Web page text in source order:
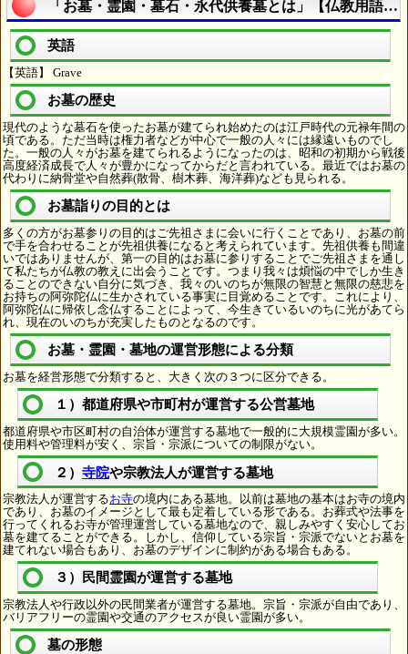
「お墓・霊園・墓石・永代供養墓とは」【仏教用語簡
英語
【英語】 Grave
お墓の歴史
現代のような墓石を使ったお墓が建てられ始めたのは江戸時代の元禄年間の
頃である。ただ当時は権力者などが中心で一般の人々には縁遠いものでし
た。一般の人々がお墓を建てられるようになったのは、昭和の初期から戦後
高度経済成長で人々が豊かになってからだと言われている。最近ではお墓の
代わりに納骨堂や自然葬(散骨、樹木葬、海洋葬)なども見られる。
お墓詣りの目的とは
多くの方がお墓参りの目的はご先祖さまに会いに行くことであり、お墓の前
で手を合わせることが先祖供養になると考えられています。先祖供養も間違
いではありませんが、第一の目的はお墓に参りすることでご先祖さまを通し
て私たちが仏教の教えに出会うことです。つまり我々は煩悩の中でしか生き
ることのできない自分に気づき、我々のいのちが無限の智慧と無限の慈悲を
お持ちの阿弥陀仏に生かされている事実に目覚めることです。これにより、
阿弥陀仏に帰依し念仏することによって、今生きているいのちに光があてら
れ、現在のいのちが充実したものとなるのです。
お墓・霊園・墓地の運営形態による分類
お墓を経営形態で分類すると、大きく次の３つに区分できる。
１）都道府県や市町村が運営する公営墓地
都道府県や市区町村の自治体が運営する墓地で一般的に大規模霊園が多い。
使用料や管理料が安く、宗旨・宗派についての制限がない。
２） 寺院や宗教法人が運営する墓地
宗教法人が運営するお寺の境内にある墓地。以前は墓地の基本はお寺の境内
であり、お墓のイメージとして最も定着している形である。お葬式や法事を
行ってくれるお寺が管理運営している墓地なので、親しみやすく安心してお
墓を建てることができる。しかし、信仰している宗旨・宗派でないとお墓を
建てれない場合もあり、お墓のデザインに制約がある場合もある。
３）民間霊園が運営する墓地
宗教法人や行政以外の民間業者が運営する墓地。宗旨・宗派が自由であり、
バリアフリーの霊園や交通のアクセスが良い霊園が多い。
墓の形態